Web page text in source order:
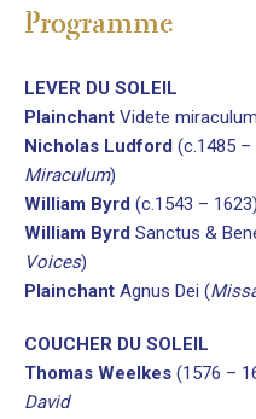
Programme
LEVER DU SOLEIL
Plainchant Videte
Nicholas Ludford (c.1485
Miraculum)
William Byrd (c.1543 – 1623)
William Byrd Sanctus &
Voices)
Plainchant Agnus Dei (
COUCHER DU SOLEIL
Thomas Weelkes (1576 –
David